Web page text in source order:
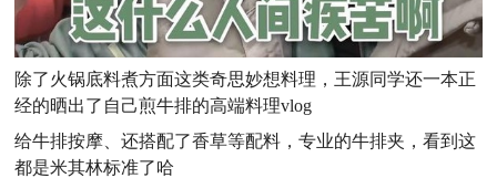
除了火锅底料煮方面这类奇思妙想料理，王源同学还一本正
经的晒出了自己煎牛排的高端料理vlog
给牛排按摩、还搭配了香草等配料，专业的牛排夹，看到这
都是米其林标准了哈